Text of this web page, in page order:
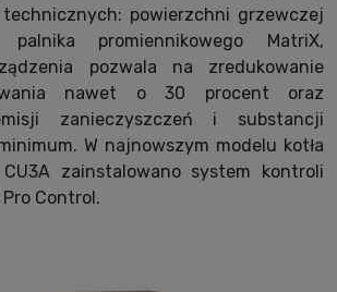
powierzchni grzewczej
promiennikowego MatriX,
pozwala na zredukowanie
nawet o 30 procent oraz
zanieczyszczeń i substancji
W najnowszym modelu kotła
zainstalowano system kontroli
Control.